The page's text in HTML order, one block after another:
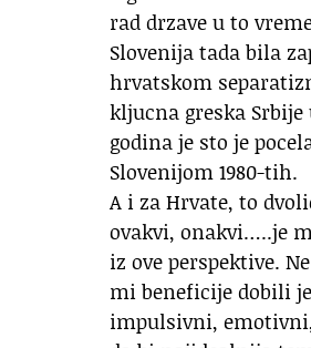
rad drzave u to
Slovenija tada bila
hrvatskom
kljucna greska
godina je sto je
Slovenijom 1980-tih.
A i za Hrvate, to
ovakvi, onakvi…..je
iz ove perspektive.
mi beneficije dobili
impulsivni,